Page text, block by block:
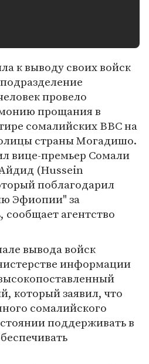
к выводу своих войск
провело
прощания в
сомалийских ВВС на
страны Могадишо.
вице-премьер Сомали
(Hussein
поблагодарил
Эфиопии" за
агентство
вывода войск
информации
который заявил, что
сомалийского
поддерживать в